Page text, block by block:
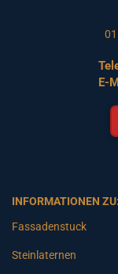
E-
INFORMATIONEN ZU:
Fassadenstuck
Steinlaternen